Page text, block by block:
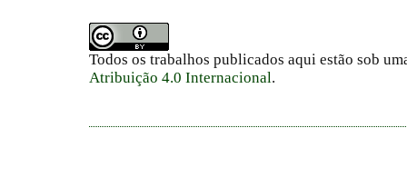
Todos os trabalhos publicados aqui estão sob
Atribuição 4.0 Internacional.